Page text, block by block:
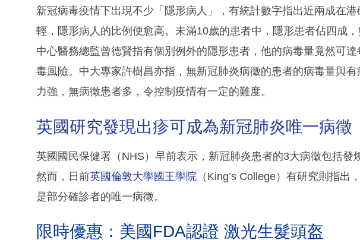
新冠病毒疫情下出現不少「隱形病人」，有統計數字指出近兩成在
輕，隱形病人的比例便愈高。未滿10歲的患者中，隱形患者佔四成
中心醫務總監曾德賢指有個別例外的隱形患者，他的病毒量竟然可
毒風險。中大專家許樹昌亦指，無新冠肺炎病徵的患者的病毒量與
力強，無病徵患者多，令控制疫情有一定的難度。
英國研究發現出疹可成為新冠肺炎唯一病徵
英國國民保健署（NHS）早前表示，新冠肺炎患者的3大病徵包括發
然而，日前英國倫敦大學國王學院 （King’s College）有研究則指
是部分確診者的唯一病徵。
限時優惠：美國FDA認證 激光生髮頭盔